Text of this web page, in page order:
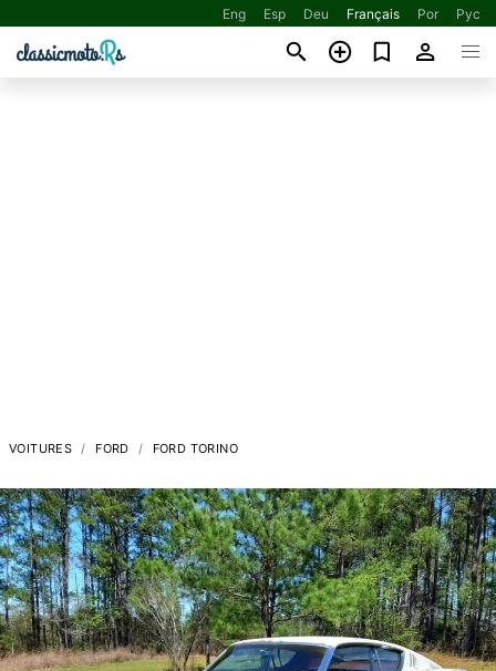
Eng Esp Deu Français Por Рус
VOITURES FORD FORD TORINO